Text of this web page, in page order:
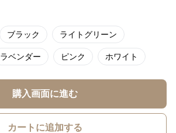
ブラック ライトグリーン
ラベンダー ピンク ホワイト
購入画面に進む
カートに追加する